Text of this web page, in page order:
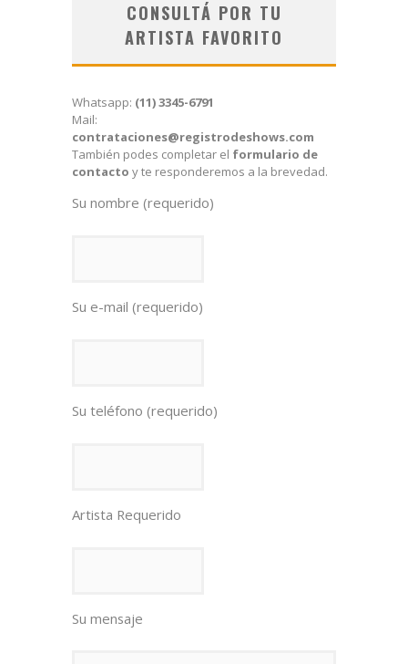
CONSULTÁ POR TU
ARTISTA FAVORITO
Whatsapp: (11) 3345-6791
Mail:
contrataciones@registrodeshows.com
También podes completar el formulario de
contacto y te responderemos a la brevedad.
Su nombre (requerido)
Su e-mail (requerido)
Su teléfono (requerido)
Artista Requerido
Su mensaje